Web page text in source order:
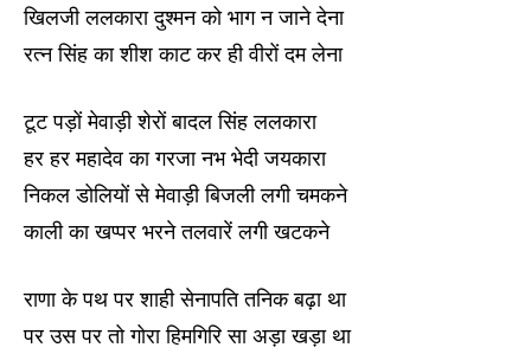
खिलजी ललकारा दुश्मन को भाग न जाने देना
रत्न सिंह का शीश काट कर ही वीरों दम लेना
टूट पड़ों मेवाड़ी शेरों बादल सिंह ललकारा
हर हर महादेव का गरजा नभ भेदी जयकारा
निकल डोलियों से मेवाड़ी बिजली लगी चमकने
काली का खप्पर भरने तलवारें लगी खटकने
राणा के पथ पर शाही सेनापति तनिक बढ़ा था
पर उस पर तो गोरा हिमगिरि सा अड़ा खड़ा था